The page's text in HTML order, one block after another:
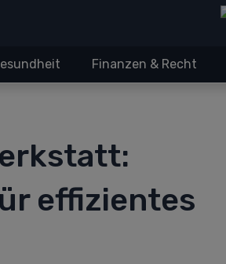
Finanzen & Recht
effizientes